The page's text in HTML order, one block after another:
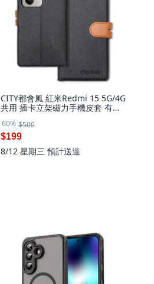
CITY都會風 紅米Redmi 15 5G/4G
共用 插卡立架磁力手機皮套 有吊
60% $500
$199
8/12 星期三 預計送達